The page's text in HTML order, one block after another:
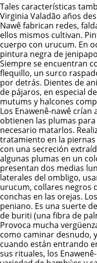
Tales características
Virginia Valadão años
Nawê fabrican redes,
ellos mismos cultivan.
cuerpo con urucum. En
pintura negra de
Siempre se encuentran
flequillo, un surco
por detrás. Dientes de
de pájaros, en especial
mutums y halcones
Los Enawenê-nawê crían
obtienen las plumas
necesario matarlos.
tratamiento en la piernas
con una secreción
algunas plumas en un
presentan dos medias
laterales del ombligo,
urucum, collares negros
conchas en las orejas.
peniano. Es una suerte
de buriti (una fibra de
Provoca mucha
como caminar desnudo,
cuando están entrando
sus rituales, los